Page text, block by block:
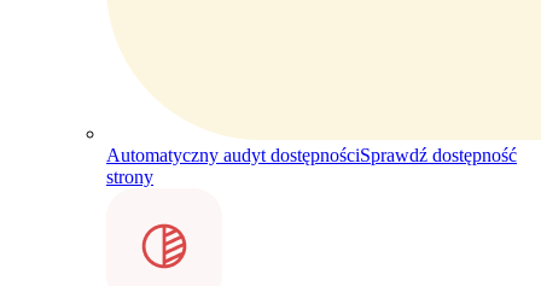
Automatyczny audyt dostępnościSprawdź dostępność
strony